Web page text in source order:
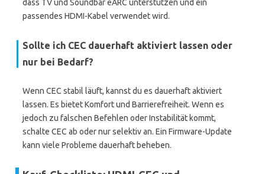
dass TV und Soundbar eARC unterstützen und ein
passendes HDMI-Kabel verwendet wird.
Sollte ich CEC dauerhaft aktiviert lassen oder
nur bei Bedarf?
Wenn CEC stabil läuft, kannst du es dauerhaft aktiviert
lassen. Es bietet Komfort und Barrierefreiheit. Wenn es
jedoch zu falschen Befehlen oder Instabilität kommt,
schalte CEC ab oder nur selektiv an. Ein Firmware-Update
kann viele Probleme dauerhaft beheben.